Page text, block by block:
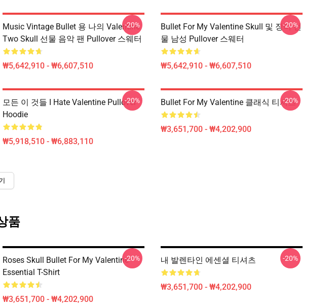
Music Vintage Bullet 용 나의 Valentine
Two Skull 선물 음악 팬 Pullover 스웨터
₩5,642,910 - ₩6,607,510
-20%
Bullet For My Valentine Skull 및 장미 선
물 남성 Pullover 스웨터
₩5,642,910 - ₩6,607,510
-20%
모든 이 것들 I Hate Valentine Pullover
Hoodie
₩5,918,510 - ₩6,883,110
-20% Bullet For My Valentine 클래식 티셔츠
₩3,651,700 - ₩4,202,900
-20%
품
Roses Skull Bullet For My Valentine
Essential T-Shirt
₩3,651,700 - ₩4,202,900
-20% 내 발렌타인 에센셜 티셔츠
₩3,651,700 - ₩4,202,900
-20%